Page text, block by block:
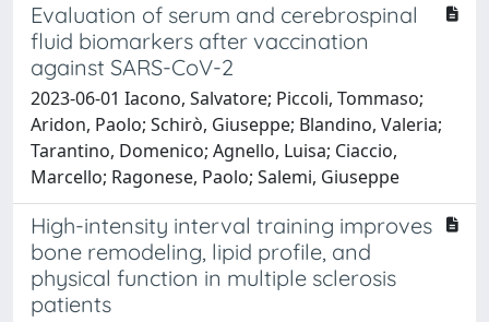
Evaluation of serum and cerebrospinal
fluid biomarkers after vaccination
against SARS-CoV-2
2023-06-01 Iacono, Salvatore; Piccoli, Tommaso;
Aridon, Paolo; Schirò, Giuseppe; Blandino, Valeria;
Tarantino, Domenico; Agnello, Luisa; Ciaccio,
Marcello; Ragonese, Paolo; Salemi, Giuseppe
High-intensity interval training improves
bone remodeling, lipid profile, and
physical function in multiple sclerosis
patients